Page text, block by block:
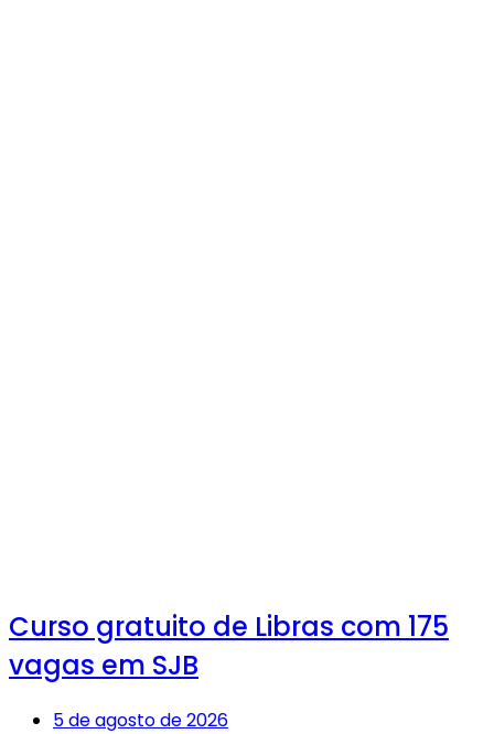
Curso gratuito de Libras com 175
vagas em SJB
5 de agosto de 2026